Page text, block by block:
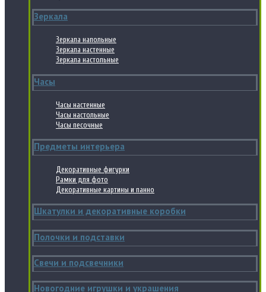
Зеркала
Зеркала напольные
Зеркала настенные
Зеркала настольные
Часы
Часы настенные
Часы настольные
Часы песочные
Предметы интерьера
Декоративные фигурки
Рамки для фото
Декоративные картины и панно
Шкатулки и декоративные коробки
Полочки и подставки
Свечи и подсвечники
Новогодние игрушки и украшения